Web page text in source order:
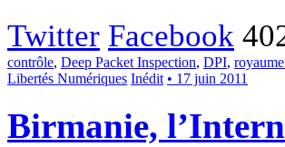
Twitter Facebook
contrôle, Deep Packet Inspection, DPI,
Libertés Numériques Inédit • 17 juin 2011
Birmanie,